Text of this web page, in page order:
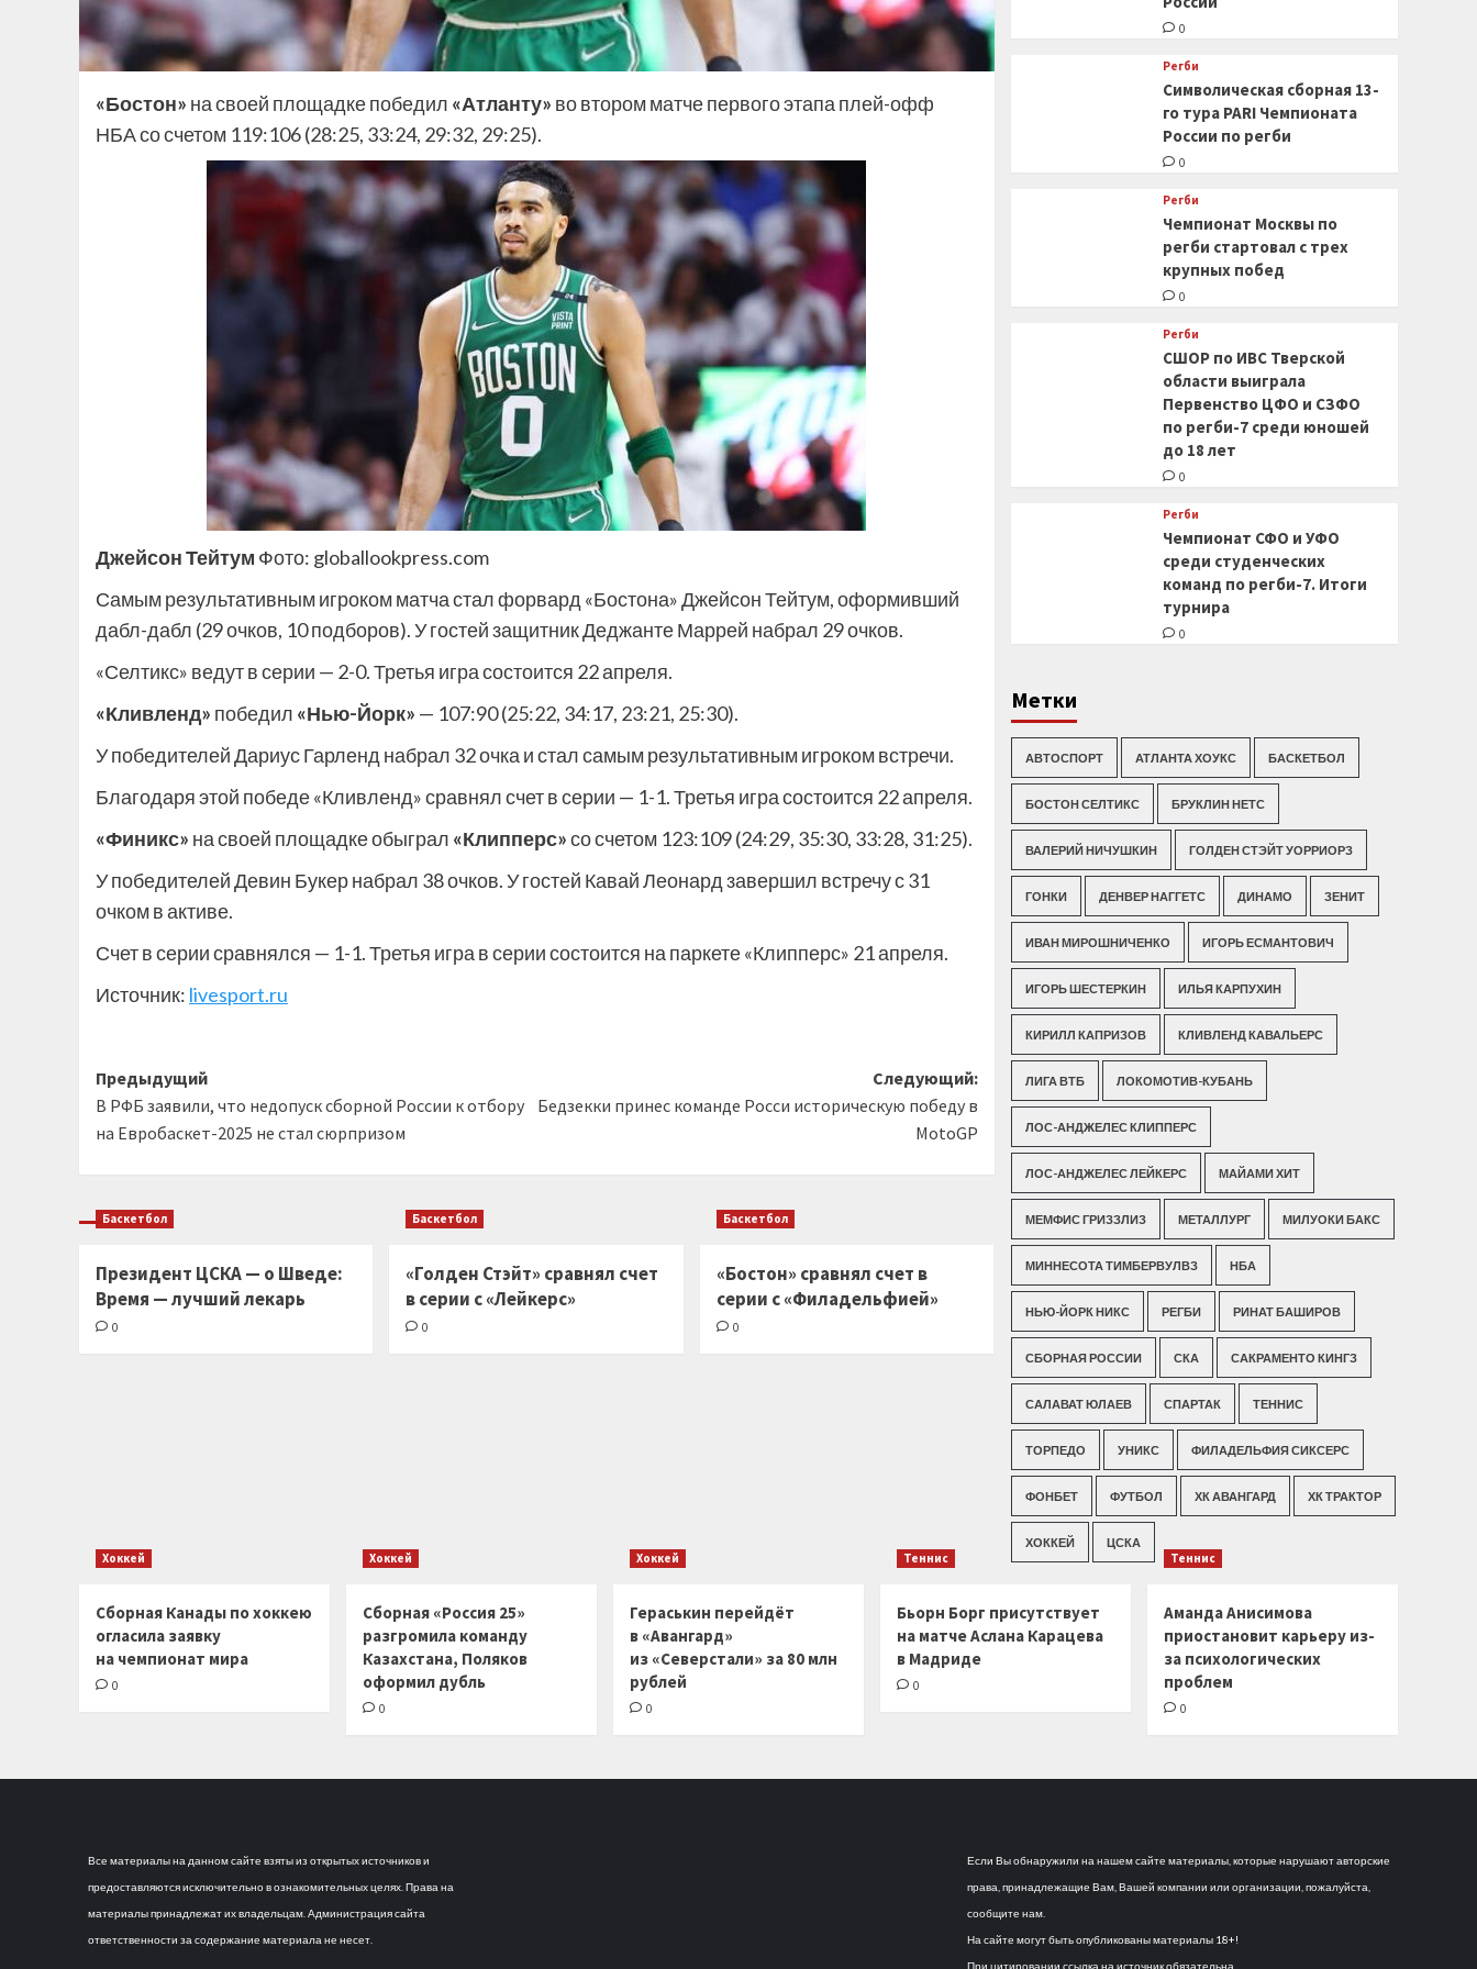
«Бостон» на своей площадке победил «Атланту» во втором матче первого этапа плей-офф
НБА со счетом 119:106 (28:25, 33:24, 29:32, 29:25).
Джейсон Тейтум Фото: globallookpress.com
Самым результативным игроком матча стал форвард «Бостона» Джейсон Тейтум, оформивший
дабл-дабл (29 очков, 10 подборов). У гостей защитник Деджанте Маррей набрал 29 очков.
«Селтикс» ведут в серии — 2-0. Третья игра состоится 22 апреля.
«Кливленд» победил «Нью-Йорк» — 107:90 (25:22, 34:17, 23:21, 25:30).
У победителей Дариус Гарленд набрал 32 очка и стал самым результативным игроком встречи.
Благодаря этой победе «Кливленд» сравнял счет в серии — 1-1. Третья игра состоится 22 апреля.
«Финикс» на своей площадке обыграл «Клипперс»со счетом 123:109 (24:29, 35:30, 33:28, 31:25).
У победителей Девин Букер набрал 38 очков. У гостей Кавай Леонард завершил встречу с 31
очком в активе.
Счет в серии сравнялся — 1-1. Третья игра в серии состоится на паркете «Клипперс» 21 апреля.
Источник: livesport.ru
Навигация
записи
Предыдущий
В РФБ заявили, что недопуск сборной России к отбору
на Евробаскет-2025 не стал сюрпризом
Следующий:
Бедзекки принес команде Росси историческую победу в
MotoGP
Баскетбол
Президент ЦСКА — о Шведе:
Время — лучший лекарь
0
Баскетбол
«Голден Стэйт» сравнял счет
в серии с «Лейкерс»
0
Баскетбол
«Бостон» сравнял счет в
серии с «Филадельфией»
0
0
Регби
Символическая сборная 13-
го тура PARI Чемпионата
России по регби
0
Регби
Чемпионат Москвы по
регби стартовал с трех
крупных побед
0
Регби
СШОР по ИВС Тверской
области выиграла
Первенство ЦФО и СЗФО
по регби-7 среди юношей
до 18 лет
0
Регби
Чемпионат СФО и УФО
среди студенческих
команд по регби-7. Итоги
турнира
0
Метки
АВТОСПОРТ АТЛАНТА ХОУКС БАСКЕТБОЛ
БОСТОН СЕЛТИКС БРУКЛИН НЕТС
ВАЛЕРИЙ НИЧУШКИН ГОЛДЕН СТЭЙТ УОРРИОРЗ
ГОНКИ ДЕНВЕР НАГГЕТС ДИНАМО ЗЕНИТ
ИВАН МИРОШНИЧЕНКО ИГОРЬ ЕСМАНТОВИЧ
ИГОРЬ ШЕСТЕРКИН ИЛЬЯ КАРПУХИН
КИРИЛЛ КАПРИЗОВ КЛИВЛЕНД КАВАЛЬЕРС
ЛИГА ВТБ ЛОКОМОТИВ-КУБАНЬ
ЛОС-АНДЖЕЛЕС КЛИППЕРС
ЛОС-АНДЖЕЛЕС ЛЕЙКЕРС МАЙАМИ ХИТ
МЕМФИС ГРИЗЗЛИЗ МЕТАЛЛУРГ МИЛУОКИ БАКС
МИННЕСОТА ТИМБЕРВУЛВЗ НБА
НЬЮ-ЙОРК НИКС РЕГБИ РИНАТ БАШИРОВ
СБОРНАЯ РОССИИ СКА САКРАМЕНТО КИНГЗ
САЛАВАТ ЮЛАЕВ СПАРТАК ТЕННИС
ТОРПЕДО УНИКС ФИЛАДЕЛЬФИЯ СИКСЕРС
ФОНБЕТ ФУТБОЛ ХК АВАНГАРД ХК ТРАКТОР
ХОККЕЙ ЦСКА
Хоккей
Сборная Канады по хоккею
огласила заявку
на чемпионат мира
0
Хоккей
Сборная «Россия 25»
разгромила команду
Казахстана, Поляков
оформил дубль
0
Хоккей
Гераськин перейдёт
в «Авангард»
из «Северстали» за 80 млн
рублей
0
Теннис
Бьорн Борг присутствует
на матче Аслана Карацева
в Мадриде
0
Теннис
Аманда Анисимова
приостановит карьеру из-
за психологических
проблем
0
Все материалы на данном сайте взяты из открытых источников и
предоставляются исключительно в ознакомительных целях. Права на
материалы принадлежат их владельцам. Администрация сайта
ответственности за содержание материала не несет.
Если Вы обнаружили на нашем сайте материалы, которые нарушают авторские
права, принадлежащие Вам, Вашей компании или организации, пожалуйста,
сообщите нам.
На сайте могут быть опубликованы материалы 18+!
При цитировании ссылка на источник обязательна.